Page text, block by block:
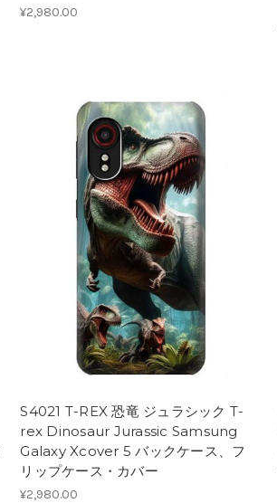
¥2,980.00
S4021 T-REX 恐竜 ジュラシック T-
rex Dinosaur Jurassic Samsung
Galaxy Xcover 5 バックケース、フ
リップケース・カバー
¥2,980.00